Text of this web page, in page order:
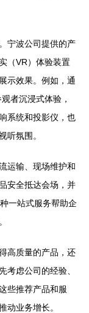
宁波公司提供的产
（VR）体验装置
示效果。例如，通
者沉浸式体验，
系统和投影仪，也
听氛围。
运输、现场维护和
安全抵达会场，并
一站式服务帮助企
高质量的产品，还
考虑公司的经验、
些推荐产品和服
动业务增长。